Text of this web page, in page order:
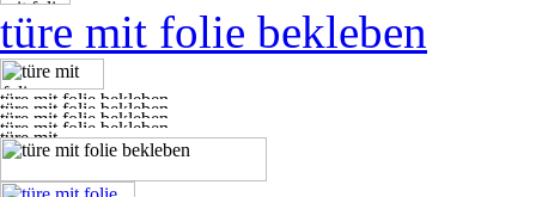
türe mit folie bekleben